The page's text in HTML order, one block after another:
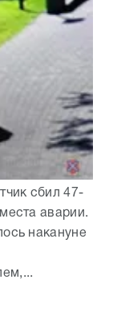
сбил 47-
аварии.
накануне